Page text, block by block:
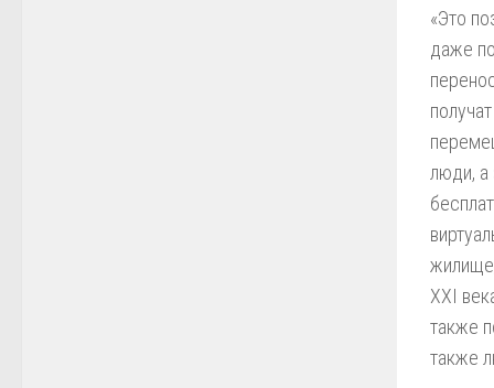
«Это
даже
люди, а
XXI
также
также